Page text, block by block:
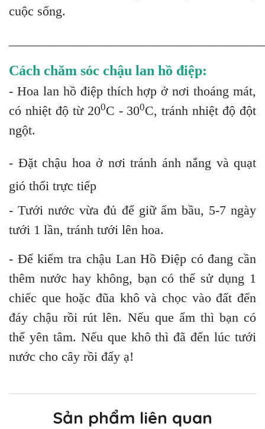
cuộc sống.
Cách chăm sóc chậu lan hồ điệp:
- Hoa lan hồ điệp thích hợp ở nơi thoáng mát,
có nhiệt độ từ 200C - 300C, tránh nhiệt độ đột
ngột.
- Đặt chậu hoa ở nơi tránh ánh nắng và quạt
gió thổi trực tiếp
- Tưới nước vừa đủ để giữ ẩm bầu, 5-7 ngày
tưới 1 lần, tránh tưới lên hoa.
- Để kiểm tra chậu Lan Hồ Điệp có đang cần
thêm nước hay không, bạn có thể sử dụng 1
chiếc que hoặc đũa khô và chọc vào đất đến
đáy chậu rồi rút lên. Nếu que ẩm thì bạn có
thể yên tâm. Nếu que khô thì đã đến lúc tưới
nước cho cây rồi đấy ạ!
Sản phẩm liên quan